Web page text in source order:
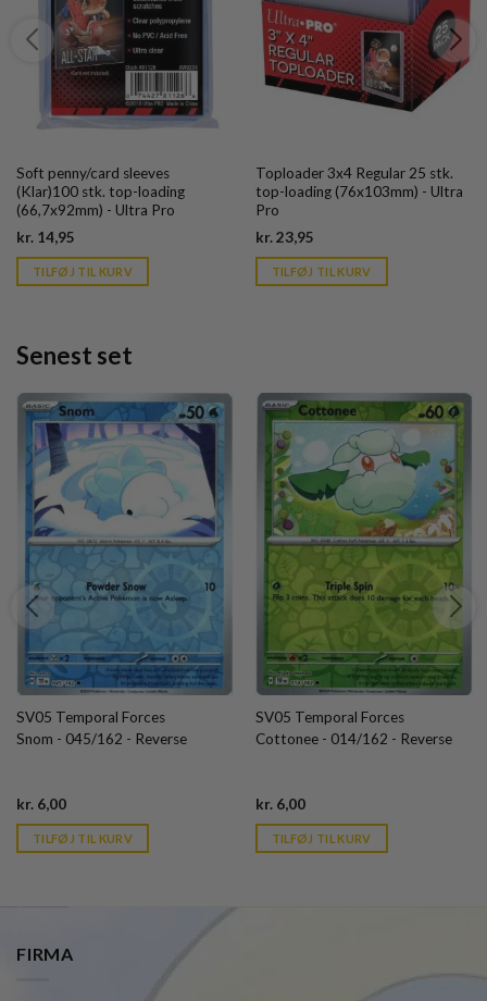
Soft penny/card sleeves
(Klar)100 stk. top-loading
(66,7x92mm) - Ultra Pro
kr. 14,95
is:
kr. 39,95.
TILFØJ TIL KURV
Toploader 3x4 Regular 25 stk.
top-loading (76x103mm) - Ultra
Pro
kr.23,95Current
is:
kr. 39,95.
TILFØJ TIL KURV
Senest set
SV05 Temporal Forces
Snom - 045/162 - Reverse
kr. 6,00Current
is:
kr. 39,95.
TILFØJ TIL KURV
SV05 Temporal Forces
Cottonee - 014/162 - Reverse
kr.6,00Current
is:
kr. 39,95.
TILFØJ TIL KURV
FIRMA